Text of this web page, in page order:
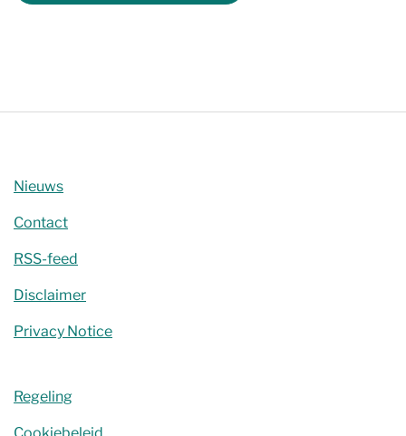
Nieuws
Contact
RSS-feed
Disclaimer
Privacy Notice
Regeling